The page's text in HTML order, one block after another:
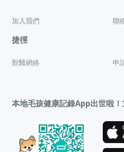
加入我們 聯
捷徑
獸醫網絡 申
本地毛孩健康記錄App出世啦！